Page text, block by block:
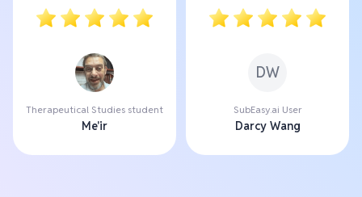
Therapeutical Studies student
Me'ir
DW
SubEasy.ai User
Darcy Wang